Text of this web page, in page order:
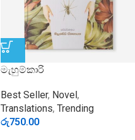
මැහුම්කාරි
Best Seller, Novel ,
Translations, Trending
රු750.00